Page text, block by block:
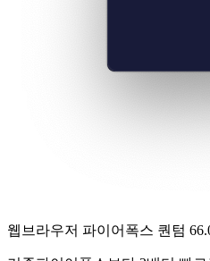
웹브라우저 파이어폭스 퀀텀